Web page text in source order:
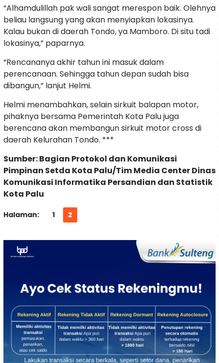
“Alhamdulillah pak wali sangat merespon baik. Olehnya
beliau langsung yang akan menyiapkan lokasinya.
Kalau bukan di daerah Tondo, ya Mamboro. Di situ tadi
lokasinya,” paparnya.
“Rencananya akhir tahun ini masuk dalam
perencanaan. Sehingga tahun depan sudah bisa
dibangun,” lanjut Helmi.
Helmi menambahkan, selain sirkuit balapan motor,
pihaknya bersama Pemerintah Kota Palu juga
berencana akan membangun sirkuit motor cross di
daerah Kelurahan Tondo. ***
Sumber: Bagian Protokol dan Komunikasi
Pimpinan Setda Kota Palu/Tim Media Center Dinas
Komunikasi Informatika Persandian dan Statistik
Kota Palu
Halaman: 1 2